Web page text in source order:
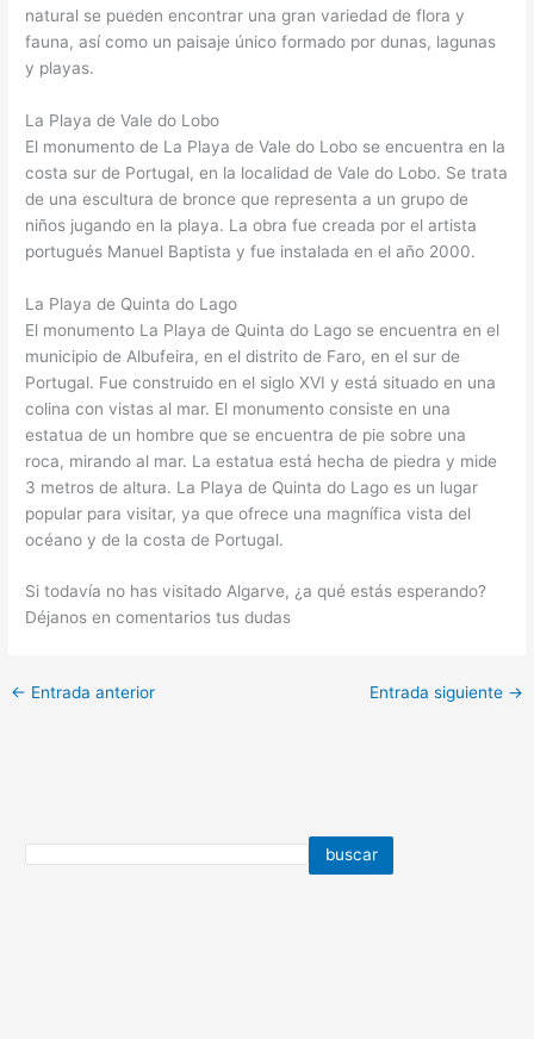
natural se pueden encontrar una gran variedad de flora y
fauna, así como un paisaje único formado por dunas, lagunas
y playas.
La Playa de Vale do Lobo
El monumento de La Playa de Vale do Lobo se encuentra en la
costa sur de Portugal, en la localidad de Vale do Lobo. Se trata
de una escultura de bronce que representa a un grupo de
niños jugando en la playa. La obra fue creada por el artista
portugués Manuel Baptista y fue instalada en el año 2000.
La Playa de Quinta do Lago
El monumento La Playa de Quinta do Lago se encuentra en el
municipio de Albufeira, en el distrito de Faro, en el sur de
Portugal. Fue construido en el siglo XVI y está situado en una
colina con vistas al mar. El monumento consiste en una
estatua de un hombre que se encuentra de pie sobre una
roca, mirando al mar. La estatua está hecha de piedra y mide
3 metros de altura. La Playa de Quinta do Lago es un lugar
popular para visitar, ya que ofrece una magnífica vista del
océano y de la costa de Portugal.
Si todavía no has visitado Algarve, ¿a qué estás esperando?
Déjanos en comentarios tus dudas
← Entrada anterior Entrada siguiente →
buscar